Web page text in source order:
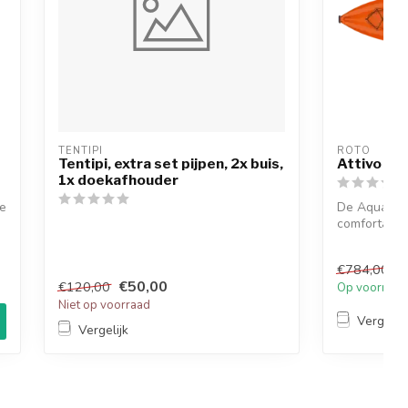
TENTIPI
Tentipi, extra set pijpen, 2x buis,
1x doekafhouder
€120,00 €50,00
Niet op voorraad
Vergelijk
ROTO
Attivo
De Aqua
€784,00
Op voorraad
Vergelijk